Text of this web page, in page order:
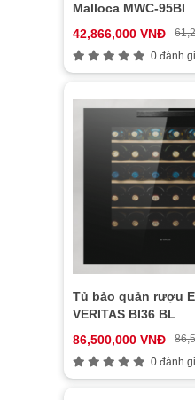
Malloca MWC-95BI
42,866,000 VNĐ
0 đánh
Tủ bảo quản rượu
VERITAS BI36 BL
86,500,000 VNĐ
0 đánh